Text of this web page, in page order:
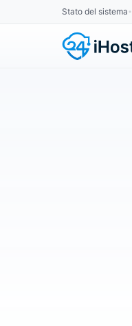
Stato del sistema •